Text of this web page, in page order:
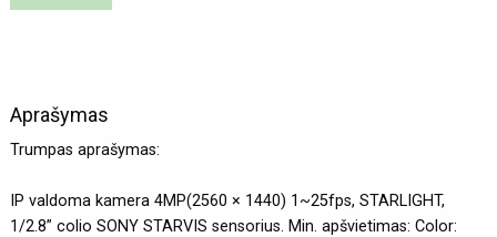
Aprašymas
Trumpas aprašymas:
IP valdoma kamera 4MP(2560 × 1440) 1~25fps, STARLIGHT,
1/2.8” colio SONY STARVIS sensorius. Min. apšvietimas: Color: